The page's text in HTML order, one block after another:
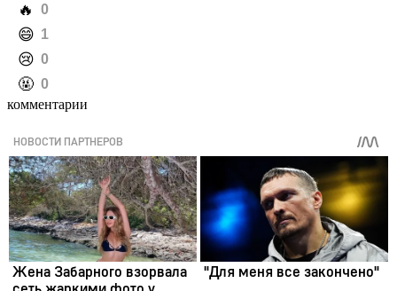
️🔥 0
️😄 1
️😢 0
️🤬 0
комментарии